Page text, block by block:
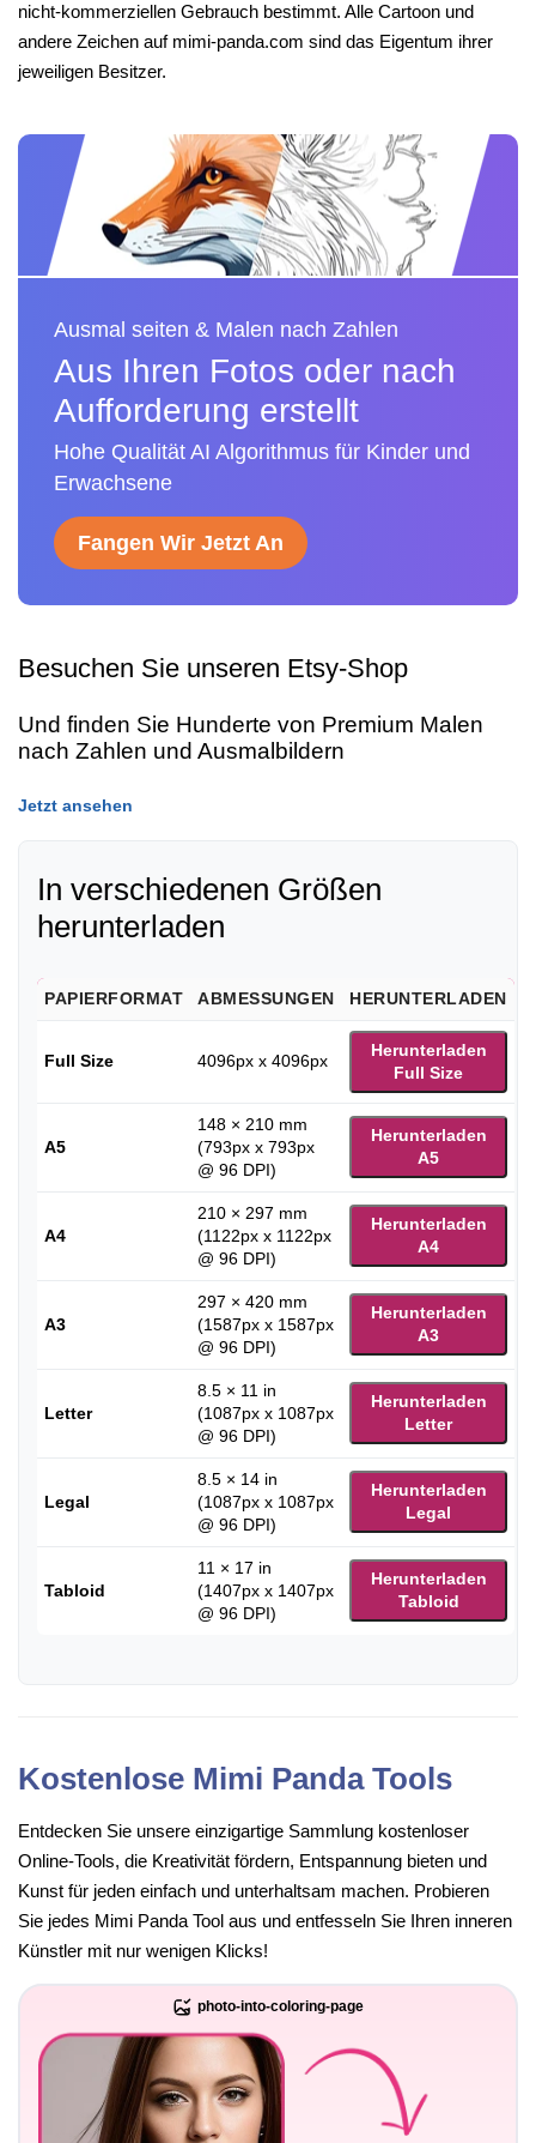
nicht-kommerziellen Gebrauch bestimmt. Alle Cartoon und
andere Zeichen auf mimi-panda.com sind das Eigentum ihrer
jeweiligen Besitzer.
Ausmal seiten & Malen nach Zahlen
Aus Ihren Fotos oder nach
Aufforderung erstellt
Hohe Qualität AI Algorithmus für Kinder und
Erwachsene
Fangen Wir Jetzt An
Besuchen Sie unseren Etsy-Shop
Und finden Sie Hunderte von Premium Malen
nach Zahlen und Ausmalbildern
Jetzt ansehen
In verschiedenen Größen
herunterladen
PAPIERFORMAT ABMESSUNGEN HERUNTERLADEN
Full Size 4096px x 4096px
Herunterladen
Full Size
A5
148 × 210 mm
(793px x 793px
@ 96 DPI)
Herunterladen
A5
A4
210 × 297 mm
(1122px x 1122px
@ 96 DPI)
Herunterladen
A4
A3
297 × 420 mm
(1587px x 1587px
@ 96 DPI)
Herunterladen
A3
Letter
8.5 × 11 in
(1087px x 1087px
@ 96 DPI)
Herunterladen
Letter
Legal
8.5 × 14 in
(1087px x 1087px
@ 96 DPI)
Herunterladen
Legal
Tabloid
11 × 17 in
(1407px x 1407px
@ 96 DPI)
Herunterladen
Tabloid
Kostenlose Mimi Panda Tools
Entdecken Sie unsere einzigartige Sammlung kostenloser
Online-Tools, die Kreativität fördern, Entspannung bieten und
Kunst für jeden einfach und unterhaltsam machen. Probieren
Sie jedes Mimi Panda Tool aus und entfesseln Sie Ihren inneren
Künstler mit nur wenigen Klicks!
photo-into-coloring-page